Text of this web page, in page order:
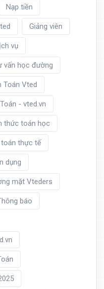
Nạp tiền
Giảng viên
vụ
vấn học đường
Toán Vted
- vted.vn
thức toán học
toán thực tế
dụng
mặt Vteders
báo